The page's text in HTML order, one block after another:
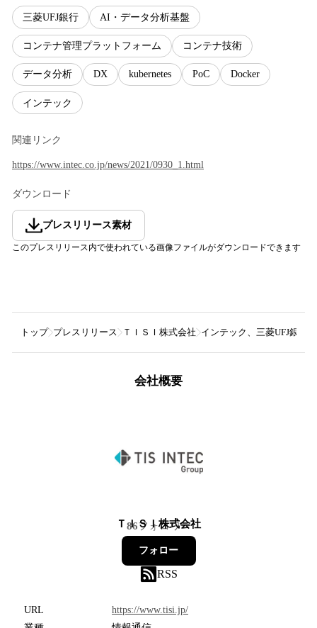
三菱UFJ銀行 AI・データ分析基盤
コンテナ管理プラットフォーム コンテナ技術
データ分析 DX kubernetes PoC Docker
インテック
関連リンク
https://www.intec.co.jp/news/2021/0930_1.html
ダウンロード
プレスリリース素材
このプレスリリース内で使われている画像ファイルがダウンロードできます
トップ プレスリリース ＴＩＳＩ株式会社 インテック、三菱UFJ銀行
会社概要
ＴＩＳＩ株式会社
86フォロワー
フォロー
RSS
URL
https://www.tisi.jp/